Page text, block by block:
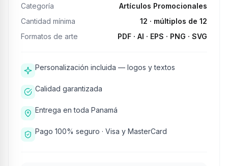
Categoría
Artículos Promocionales
Cantidad mínima
12 · múltiplos de 12
Formatos de arte
PDF · AI · EPS · PNG · SVG
Personalización incluida — logos y textos
Calidad garantizada
Entrega en toda Panamá
Pago 100% seguro · Visa y MasterCard